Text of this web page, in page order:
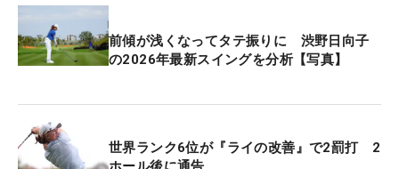
ー・14位タイでフィニッシュ。渋野日向子は1バー
ディ・1ボギーの「71」のトータルイーブンパー・
17位タイで、3年連続のトップ10入りを逃した。
佐久間朱莉はトータル2オーバー・22位タイ、吉田
優利と神谷そらがトータル3オーバー・28位タイ。
前傾が浅くなってタテ振りに 渋野日向子
の2026年最新スイングを分析【写真】
世界ランク6位が『ライの改善』で2罰打 2